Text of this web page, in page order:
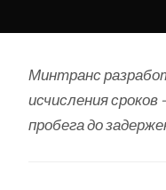
Минтранс
исчисления
пробега до